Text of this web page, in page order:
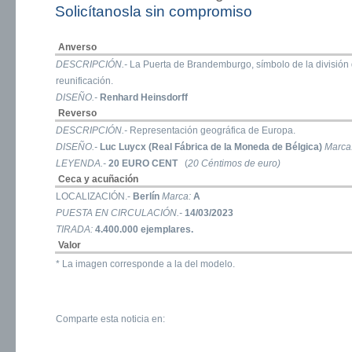
Solicítanosla sin compromiso
Anverso
DESCRIPCIÓN.- La Puerta de Brandemburgo, símbolo de la
reunificación.
DISEÑO.- Renhard Heinsdorff
Reverso
DESCRIPCIÓN.- Representación geográfica de Europa.
DISEÑO.- Luc Luycx (Real Fábrica de la Moneda de Bélgica)
LEYENDA.- 20 EURO CENT(20 Céntimos de euro)
Ceca y acuñación
LOCALIZACIÓN.- Berlín Marca: A
PUESTA EN CIRCULACIÓN.- 14/03/2023
TIRADA: 4.400.000 ejemplares.
Valor
* La imagen corresponde a la del modelo.
Comparte esta noticia en: